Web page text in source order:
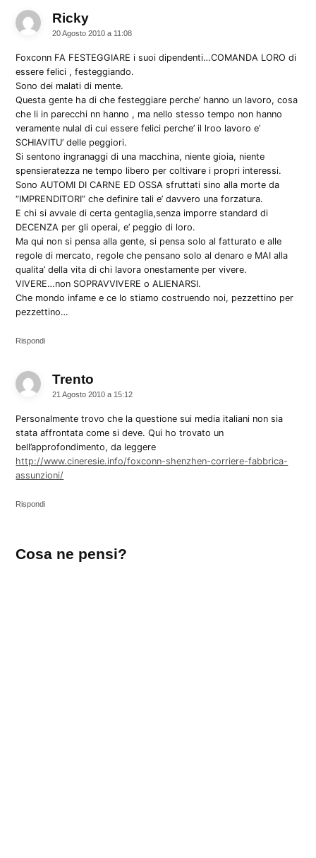
Rickydice:
20 Agosto 2010 a 11:08
Foxconn FA FESTEGGIARE i suoi dipendenti…COMANDA LORO di
essere felici , festeggiando.
Sono dei malati di mente.
Questa gente ha di che festeggiare perche’ hanno un lavoro, cosa
che li in parecchi nn hanno , ma nello stesso tempo non hanno
veramente nulal di cui essere felici perche’ il lroo lavoro e’
SCHIAVITU’ delle peggiori.
Si sentono ingranaggi di una macchina, niente gioia, niente
spensieratezza ne tempo libero per coltivare i propri interessi.
Sono AUTOMI DI CARNE ED OSSA sfruttati sino alla morte da
“IMPRENDITORI” che definire tali e’ davvero una forzatura.
E chi si avvale di certa gentaglia,senza imporre standard di
DECENZA per gli operai, e’ peggio di loro.
Ma qui non si pensa alla gente, si pensa solo al fatturato e alle
regole di mercato, regole che pensano solo al denaro e MAI alla
qualita’ della vita di chi lavora onestamente per vivere.
VIVERE…non SOPRAVVIVERE o ALIENARSI.
Che mondo infame e ce lo stiamo costruendo noi, pezzettino per
pezzettino…
Rispondi
Trento
21 Agosto 2010 a 15:12
Personalmente trovo che la questione sui media italiani non sia
stata affrontata come si deve. Qui ho trovato un
bell’approfondimento, da leggere
http://www.cineresie.info/foxconn-shenzhen-corriere-fabbrica-
assunzioni/
Rispondi
un
Cosa ne pensi?